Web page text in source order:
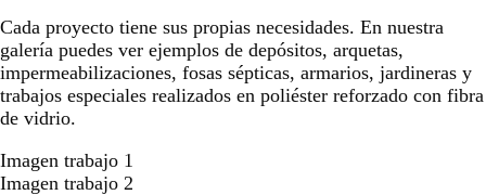
Cada proyecto tiene sus propias necesidades. En nuestra
galería puedes ver ejemplos de depósitos, arquetas,
impermeabilizaciones, fosas sépticas, armarios, jardineras y
trabajos especiales realizados en poliéster reforzado con fibra
de vidrio.
Imagen trabajo 1
Imagen trabajo 2